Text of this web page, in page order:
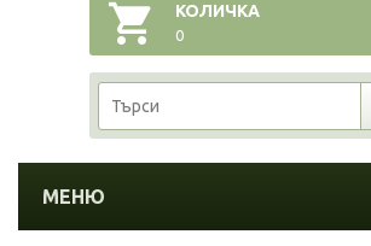
КОЛИЧКА
0
МЕНЮ